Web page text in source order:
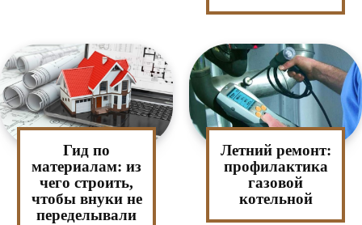
Гид по
материалам: из
чего строить,
чтобы внуки не
переделывали
Летний ремонт:
профилактика
газовой
котельной